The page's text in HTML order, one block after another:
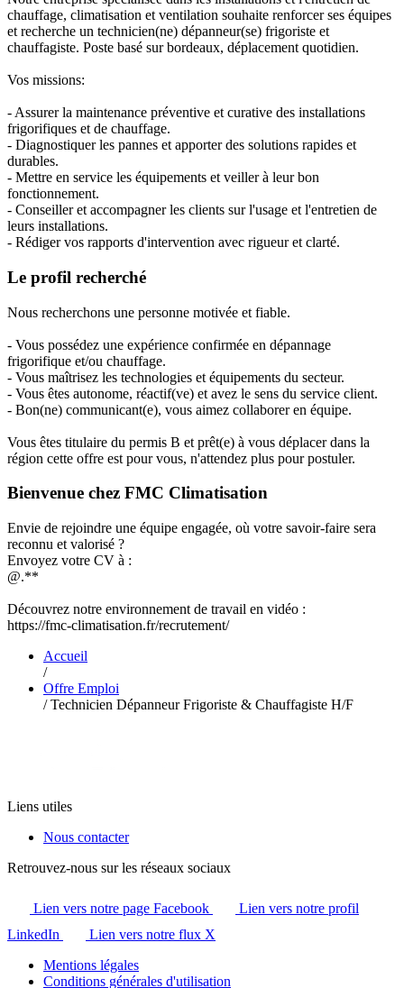
chauffage, climatisation et ventilation souhaite renforcer ses équipes
et recherche un technicien(ne) dépanneur(se) frigoriste et
chauffagiste. Poste basé sur bordeaux, déplacement quotidien.
Vos missions:
- Assurer la maintenance préventive et curative des installations
frigorifiques et de chauffage.
- Diagnostiquer les pannes et apporter des solutions rapides et
durables.
- Mettre en service les équipements et veiller à leur bon
fonctionnement.
- Conseiller et accompagner les clients sur l'usage et l'entretien de
leurs installations.
- Rédiger vos rapports d'intervention avec rigueur et clarté.
Le profil recherché
Nous recherchons une personne motivée et fiable.
- Vous possédez une expérience confirmée en dépannage
frigorifique et/ou chauffage.
- Vous maîtrisez les technologies et équipements du secteur.
- Vous êtes autonome, réactif(ve) et avez le sens du service client.
- Bon(ne) communicant(e), vous aimez collaborer en équipe.
Vous êtes titulaire du permis B et prêt(e) à vous déplacer dans la
région cette offre est pour vous, n'attendez plus pour postuler.
Bienvenue chez FMC Climatisation
Envie de rejoindre une équipe engagée, où votre savoir-faire sera
reconnu et valorisé ?
Envoyez votre CV à :
@.**
Découvrez notre environnement de travail en vidéo :
https://fmc-climatisation.fr/recrutement/
Accueil
/
Offre Emploi
/ Technicien Dépanneur Frigoriste & Chauffagiste H/F
Liens utiles
Nous contacter
Retrouvez-nous sur les réseaux sociaux
Lien vers notre page Facebook
Lien vers notre profil
LinkedIn
Lien vers notre flux X
Mentions légales
Conditions générales d'utilisation